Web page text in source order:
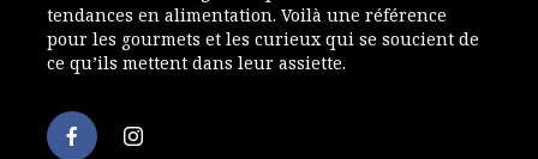
tendances en alimentation. Voilà une référence
pour les gourmets et les curieux qui se soucient de
ce qu’ils mettent dans leur assiette.